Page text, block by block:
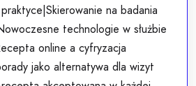
na badania
technologie w służbie
online a cyfryzacja
jako alternatywa dla wizyt